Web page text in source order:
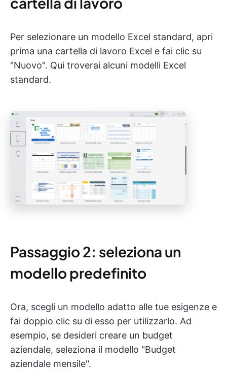
Per selezionare un modello Excel standard, apri
prima una cartella di lavoro Excel e fai clic su
"Nuovo". Qui troverai alcuni modelli Excel
standard.
Passaggio 2: seleziona un
modello predefinito
Ora, scegli un modello adatto alle tue esigenze e
fai doppio clic su di esso per utilizzarlo. Ad
esempio, se desideri creare un budget
aziendale, seleziona il modello "Budget
aziendale mensile".